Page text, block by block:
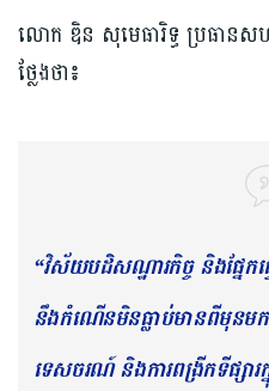
លោក ឌិន សុមេធារិទ្ធ ប្រធានស
ថ្លែងថា៖
“វិស័យបដិសណ្ឋារកិច្ច និងផ្នែក
នឹងកំណើនមិនធ្លាប់មានពីមុ
ទេសចរណ៍ និងការពង្រីកទីផ្សា